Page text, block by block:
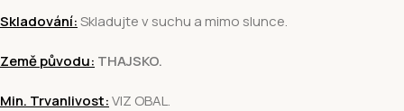
Skladování:Skladujte v suchu a mimo slunce.
Země původu: THAJSKO.
Min. Trvanlivost:VIZ OBAL.